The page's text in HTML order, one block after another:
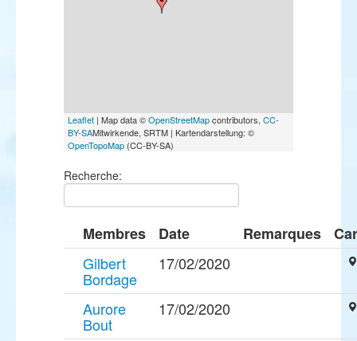
Leaflet | Map data ©OpenStreetMapcontributors, CC-
BY-SAMitwirkende, SRTM | Kartendarstellung: ©
OpenTopoMap (CC-BY-SA)
Recherche:
Membres Date Remarques
Gilbert
Bordage
17/02/2020
Aurore
Bout
17/02/2020